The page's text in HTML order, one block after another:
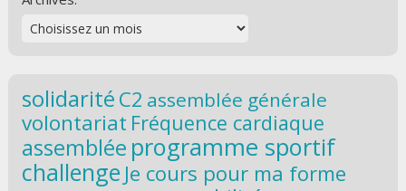
solidarité C2 assemblée générale
volontariat Fréquence cardiaque
assemblée programme sportif
challenge Je cours pour ma forme